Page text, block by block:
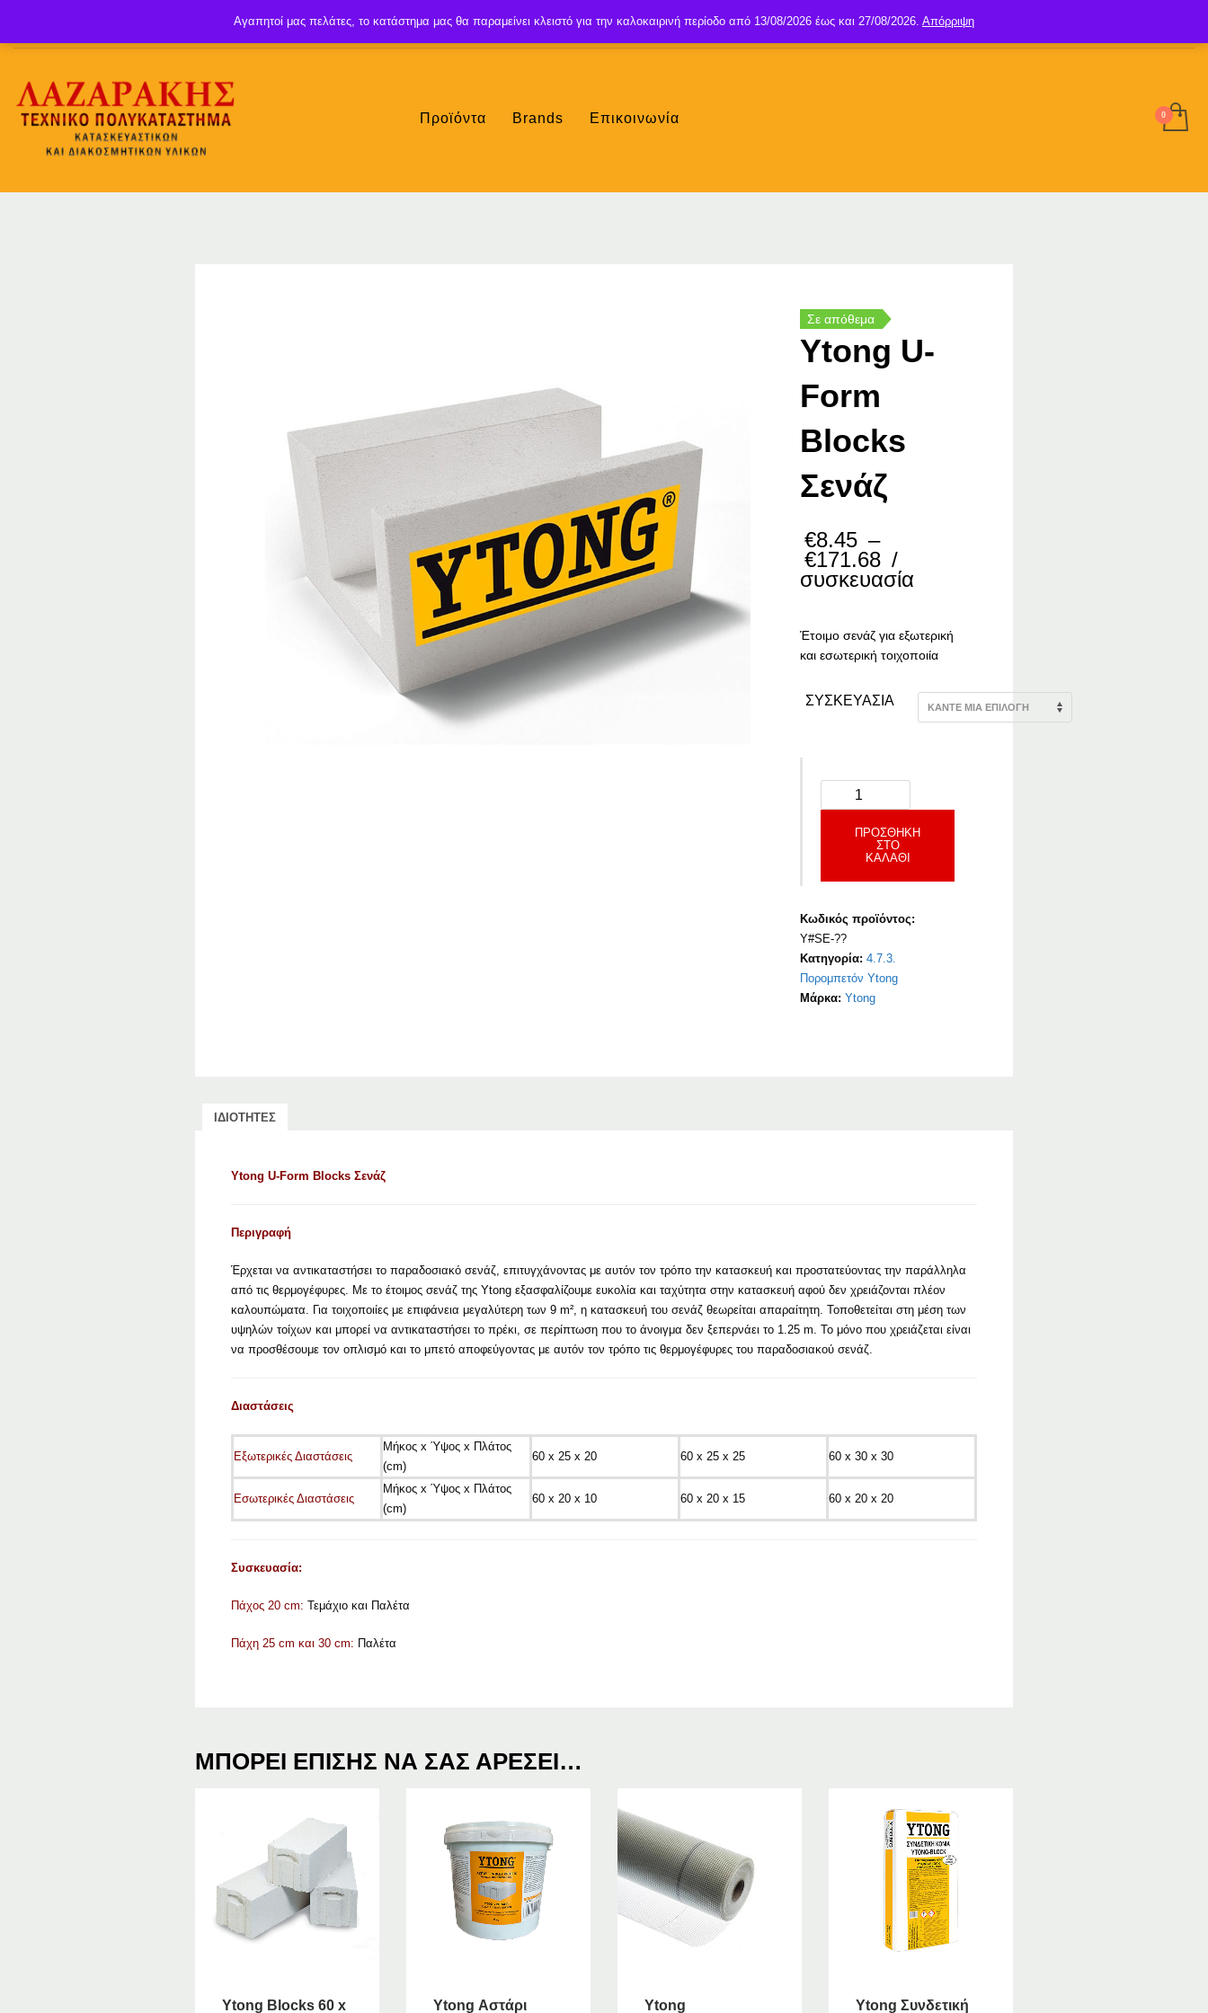
SIGN UP LOGIN
Προϊόντα Brands Επικοινωνία
Σε απόθεμα
Ytong U-
Form
Blocks
Σενάζ
€8.45 –
€171.68 Price
range:
€171.68
/
συσκευασία
Έτοιμο σενάζ για εξωτερική
και εσωτερική τοιχοποιία
ΣΥΣΚΕΥΑΣΙΑ
ΠΡΟΣΘΉΚΗ
ΣΤΟ
ΚΑΛΆΘΙ
Κωδικός προϊόντος:
Y#SE-??
Κατηγορία: 4.7.3.
Πορομπετόν Ytong
Μάρκα: Ytong
ΙΔΙΟΤΗΤΕΣ
Ytong U-Form Blocks Σενάζ
Περιγραφή
Έρχεται να αντικαταστήσει το παραδοσιακό σενάζ, επιτυγχάνοντας με αυτόν τον τρόπο την κατασκευή και προστατεύοντας την παράλληλα
από τις θερμογέφυρες. Με το έτοιμος σενάζ της Ytong εξασφαλίζουμε ευκολία και ταχύτητα στην κατασκευή αφού δεν χρειάζονται πλέον
καλουπώματα. Για τοιχοποιίες με επιφάνεια μεγαλύτερη των 9 m², η κατασκευή του σενάζ θεωρείται απαραίτητη. Τοποθετείται στη μέση των
υψηλών τοίχων και μπορεί να αντικαταστήσει το πρέκι, σε περίπτωση που το άνοιγμα δεν ξεπερνάει το 1.25 m. Το μόνο που χρειάζεται είναι
να προσθέσουμε τον οπλισμό και το μπετό αποφεύγοντας με αυτόν τον τρόπο τις θερμογέφυρες του παραδοσιακού σενάζ.
Διαστάσεις
Εξωτερικές Διαστάσεις
Μήκος x Ύψος x Πλάτος
(cm)
60 x 25 x 20 60 x 25 x 25 60 x 30 x 30
Εσωτερικές Διαστάσεις
Μήκος x Ύψος x Πλάτος
(cm)
60 x 20 x 10 60 x 20 x 15 60 x 20 x 20
Συσκευασία:
Πάχος 20 cm: Τεμάχιο και Παλέτα
Πάχη 25 cm και 30 cm: Παλέτα
ΜΠΟΡΕΊ ΕΠΊΣΗΣ ΝΑ ΣΑΣ ΑΡΈΣΕΙ…
Ytong Blocks 60 x
Ytong Αστάρι
Ytong
Ytong Συνδετική
Αγαπητοί μας πελάτες, το κατάστημα μας θα παραμείνει κλειστό για την καλοκαιρινή περίοδο από 13/08/2026 έως και 27/08/2026. Απόρριψη